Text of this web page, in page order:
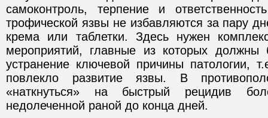
самоконтроль, терпение и
трофической язвы не избавляются за пару
крема или таблетки. Здесь нужен
мероприятий, главные из которых должны
устранение ключевой причины патологии,
повлекло развитие язвы. В
«наткнуться» на быстрый рецидив
недолеченной раной до конца дней.